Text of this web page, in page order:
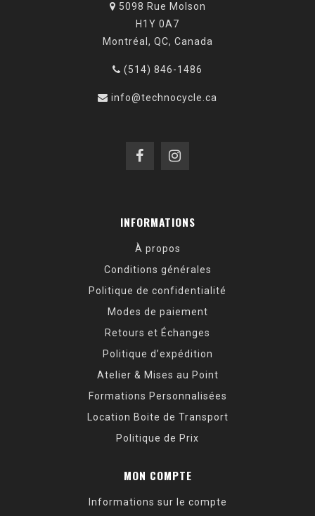
5098 Rue Molson
H1Y 0A7
Montréal, QC, Canada
(514) 846-1486
info@technocycle.ca
INFORMATIONS
À propos
Conditions générales
Politique de confidentialité
Modes de paiement
Retours et Échanges
Politique d’expédition
Atelier & Mises au Point
Formations Personnalisées
Location Boite de Transport
Politique de Prix
MON COMPTE
Informations sur le compte